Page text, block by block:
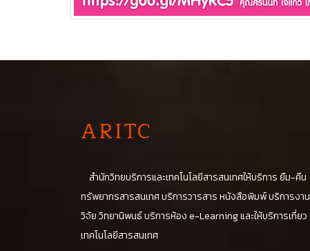
ARITC
สำนักวิทยบริการและเทคโนโลยีสารสนเทศให้บริการ ยืม-คืน
ทรัพยากรสารสนเทศ บริการวารสาร หนังสือพิมพ์ บริการงาน
วิจัย วิทยานิพนธ์ บริการห้อง e-Learning และให้บริการเกี่ยว
เทคโนโลยีสารสนเทศ